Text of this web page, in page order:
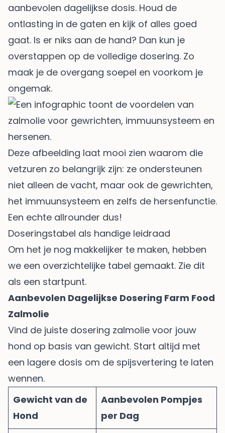
aanbevolen dagelijkse dosis. Houd de
ontlasting in de gaten en kijk of alles goed
gaat. Is er niks aan de hand? Dan kun je
overstappen op de volledige dosering. Zo
maak je de overgang soepel en voorkom je
ongemak.
Deze afbeelding laat mooi zien waarom die
vetzuren zo belangrijk zijn: ze ondersteunen
niet alleen de vacht, maar ook de gewrichten,
het immuunsysteem en zelfs de hersenfunctie.
Een echte allrounder dus!
Doseringstabel als handige leidraad
Om het je nog makkelijker te maken, hebben
we een overzichtelijke tabel gemaakt. Zie dit
als een startpunt.
Aanbevolen Dagelijkse Dosering Farm Food
Zalmolie
Vind de juiste dosering zalmolie voor jouw
hond op basis van gewicht. Start altijd met
een lagere dosis om de spijsvertering te laten
wennen.
Gewicht van de
Hond
Aanbevolen Pompjes
per Dag